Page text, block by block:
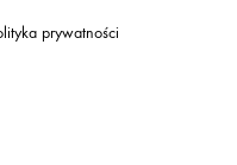
prywatności